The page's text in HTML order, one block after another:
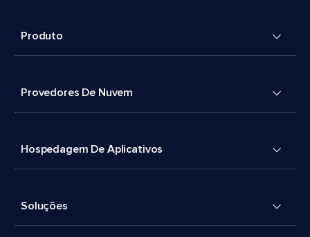
Produto
Provedores De Nuvem
Hospedagem De Aplicativos
Soluções